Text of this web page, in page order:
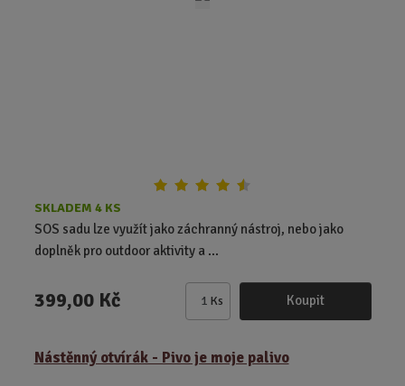
SKLADEM 4 KS
SOS sadu lze využít jako záchranný nástroj, nebo jako
doplněk pro outdoor aktivity a ...
399,00 Kč
Z
n
Ks Koupit
Nástěnný otvírák - Pivo je moje palivo